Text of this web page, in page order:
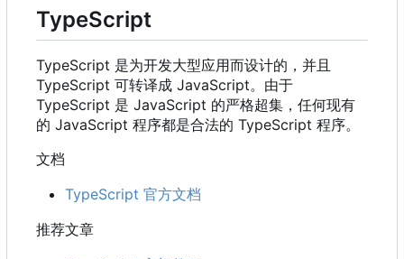
TypeScript
TypeScript 是为开发大型应用而设计的，并且
TypeScript 可转译成 JavaScript。由于
TypeScript 是 JavaScript 的严格超集，任何现有
的 JavaScript 程序都是合法的 TypeScript 程序。
文档
TypeScript 官方文档
推荐文章